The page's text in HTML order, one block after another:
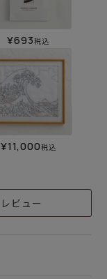
¥693税込
¥11,000税込
レビュー